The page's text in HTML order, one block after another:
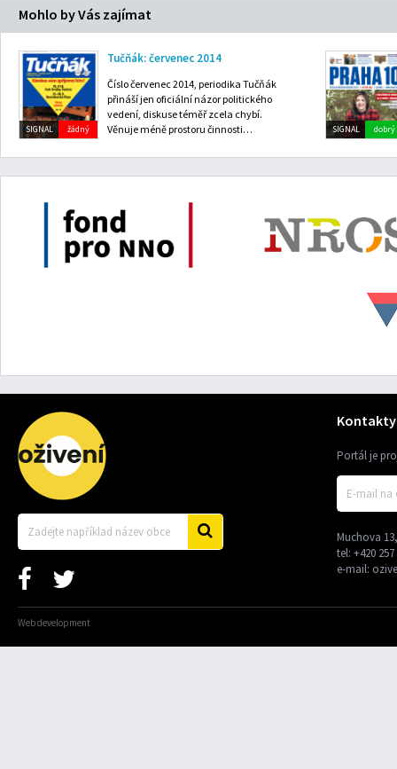
Mohlo by Vás zajímat
SIGNAL žádný
Tučňák: červenec 2014
Číslo červenec 2014, periodika Tučňák
přináší jen oficiální názor politického
vedení, diskuse téměř zcela chybí.
Věnuje méně prostoru činnosti…
SIGNAL dobrý
Kontakty
Portál je
Muchova
tel: +420
e-mail:
Web development